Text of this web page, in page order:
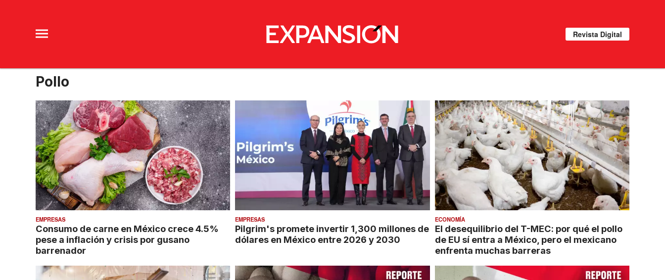
Revista Digital
Pollo
EMPRESAS
Consumo de carne en México crece 4.5%
pese a inflación y crisis por gusano
barrenador
EMPRESAS
Pilgrim's promete invertir 1,300 millones de
dólares en México entre 2026 y 2030
ECONOMÍA
El desequilibrio del T-MEC: por qué el pollo
de EU sí entra a México, pero el mexicano
enfrenta muchas barreras